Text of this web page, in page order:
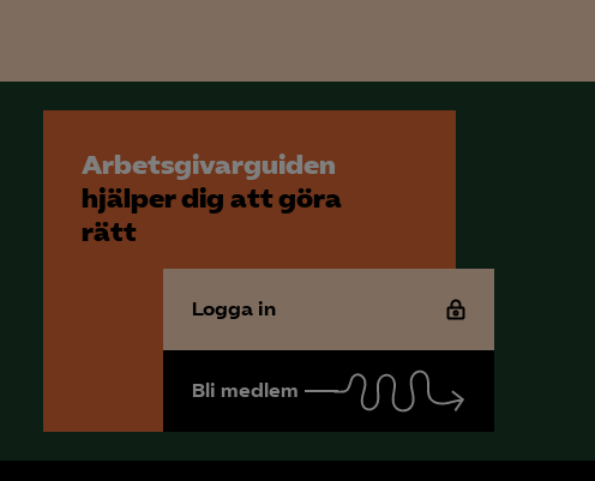
Arbetsgivarguiden
hjälper dig att göra
rätt
Logga in
Bli medlem